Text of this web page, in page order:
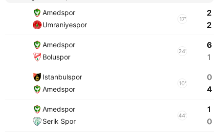
Amedspor
Umraniyespor
17'
2
2
Amedspor
Boluspor
24'
6
1
Istanbulspor
Amedspor
10'
0
4
Amedspor
Serik Spor
44'
1
0